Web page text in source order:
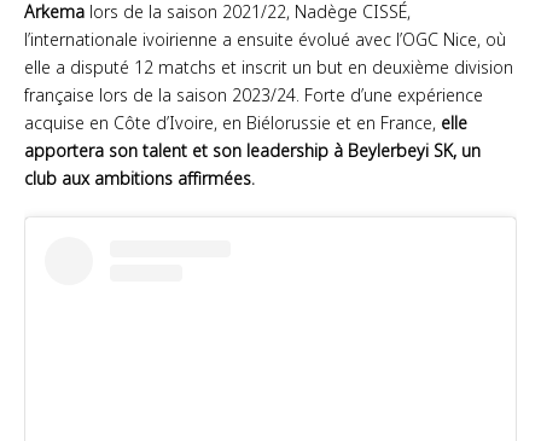
Arkema lors de la saison 2021/22, Nadège CISSÉ,
l’internationale ivoirienne a ensuite évolué avec l’OGC Nice, où
elle a disputé 12 matchs et inscrit un but en deuxième division
française lors de la saison 2023/24. Forte d’une expérience
acquise en Côte d’Ivoire, en Biélorussie et en France, elle
apportera son talent et son leadership à Beylerbeyi SK, un
club aux ambitions affirmées.